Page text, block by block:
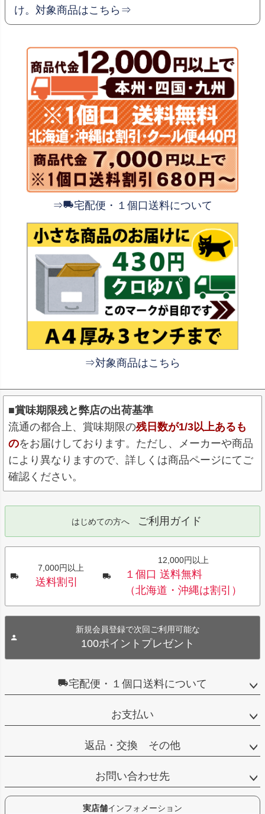
け。対象商品はこちら⇒
⇒ 宅配便・１個口送料について
⇒対象商品はこちら
■賞味期限残と弊店の出荷基準
流通の都合上、賞味期限の残日数が1/3以上あるも
のをお届けしております。ただし、メーカーや商品
により異なりますので、詳しくは商品ページにてご
確認ください。
はじめての方へ ご利用ガイド
7,000円以上
送料割引
12,000円以上
１個口 送料無料
（北海道・沖縄は割引）
新規会員登録で次回ご利用可能な
100ポイントプレゼント
宅配便・１個口送料について
お支払い
返品・交換 その他
お問い合わせ先
実店舗インフォメーション